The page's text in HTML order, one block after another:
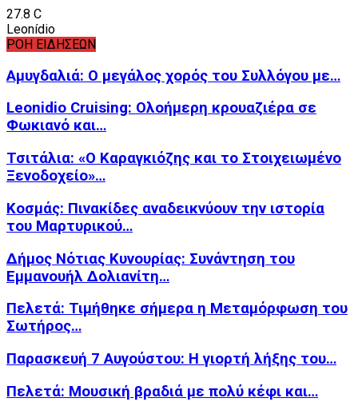
27.8 C
Leonídio
ΡΟΗ ΕΙΔΗΣΕΩΝ
Αμυγδαλιά: Ο μεγάλος χορός του Συλλόγου με…
Leonidio Cruising: Ολοήμερη κρουαζιέρα σε
Φωκιανό και…
Τσιτάλια: «Ο Καραγκιόζης και το Στοιχειωμένο
Ξενοδοχείο»…
Κοσμάς: Πινακίδες αναδεικνύουν την ιστορία
του Μαρτυρικού…
Δήμος Νότιας Κυνουρίας: Συνάντηση του
Εμμανουήλ Δολιανίτη…
Πελετά: Τιμήθηκε σήμερα η Μεταμόρφωση του
Σωτήρος…
Παρασκευή 7 Αυγούστου: Η γιορτή λήξης του…
Πελετά: Μουσική βραδιά με πολύ κέφι και…